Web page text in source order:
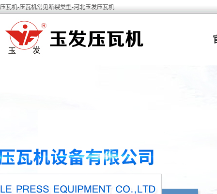
压瓦机-压瓦机常见断裂类型-河北玉发压瓦机